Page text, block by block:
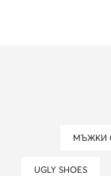
UGLY SHOES